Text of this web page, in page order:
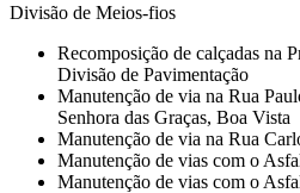
Divisão de Meios-fios
Recomposição de calçadas na
Divisão de Pavimentação
Manutenção de via na Rua
Senhora das Graças, Boa Vista
Manutenção de via na Rua
Manutenção de vias com o
Manutenção de vias com o